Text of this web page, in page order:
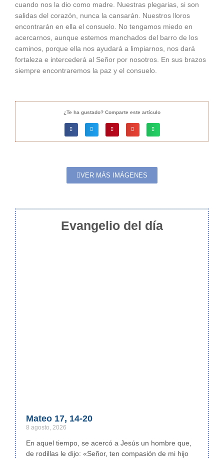
cuando nos la dio como madre. Nuestras plegarias, si son
salidas del corazón, nunca la cansarán. Nuestros lloros
encontrarán en ella el consuelo. No tengamos miedo en
acercarnos, aunque estemos manchados del barro de los
caminos, porque ella nos ayudará a limpiarnos, nos dará
fortaleza e intercederá al Señor por nosotros. En sus brazos
siempre encontraremos la paz y el consuelo.
¿Te ha gustado? Comparte este artículo
VER MÁS IMÁGENES
Evangelio del día
Mateo 17, 14-20
8 agosto, 2026
En aquel tiempo, se acercó a Jesús un hombre que,
de rodillas le dijo: «Señor, ten compasión de mi hijo